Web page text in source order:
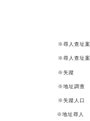
※尋人查址
※尋人查址
※失蹤
※地址調查
※失蹤人口
※地址尋人